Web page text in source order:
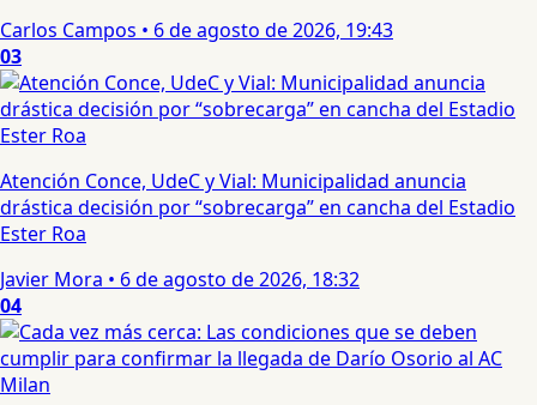
Carlos Campos • 6 de agosto de 2026, 19:43
03
Atención Conce, UdeC y Vial: Municipalidad anuncia
drástica decisión por “sobrecarga” en cancha del Estadio
Ester Roa
Javier Mora • 6 de agosto de 2026, 18:32
04